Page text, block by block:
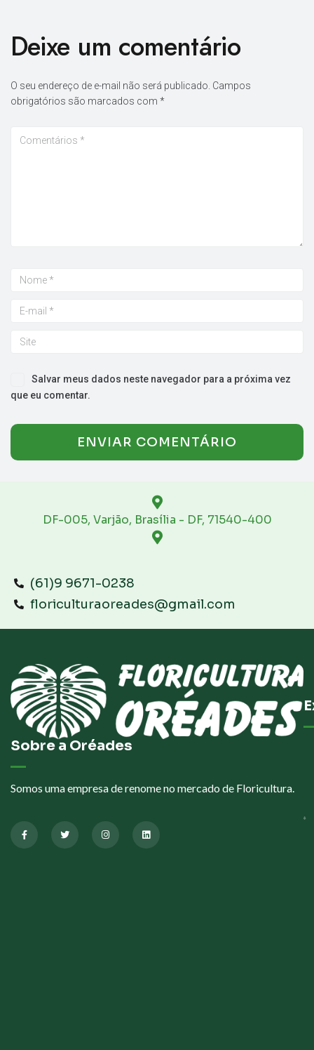
Deixe um comentário
O seu endereço de e-mail não será publicado. Campos
obrigatórios são marcados com *
Salvar meus dados neste navegador para a próxima vez
que eu comentar.
DF-005, Varjão, Brasília - DF, 71540-400
(61)9 9671-0238
floriculturaoreades@gmail.com
Sobre a Oréades
Somos uma empresa de renome no mercado de Floricultura.